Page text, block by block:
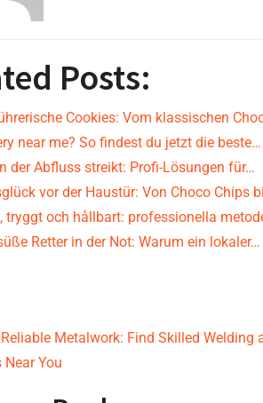
Posts:
Cookies: Vom klassischen
near me? So findest du jetzt die beste…
der Abfluss streikt: Profi-Lösungen für…
vor der Haustür: Von Choco Chips
tryggt och hållbart: professionella
Retter in der Not: Warum ein lokaler…
Metalwork: Find Skilled Welding
Near You